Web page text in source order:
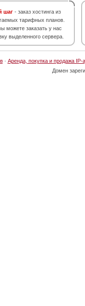
шаг - заказ хостинга из
тарифных планов.
можете заказать у нас
выделенного сервера.
· Аренда, покупка и продажа IP-
Домен